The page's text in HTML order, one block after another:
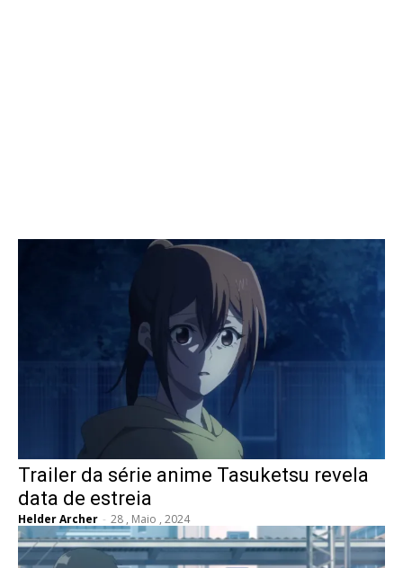
Trailer da série anime Tasuketsu revela
data de estreia
Helder Archer - 28 , Maio , 2024